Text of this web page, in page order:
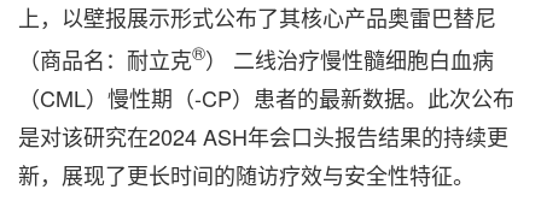
上，以壁报展示形式公布了其核心产品奥雷巴替尼
（商品名：耐立克®） 二线治疗慢性髓细胞白血病
（CML）慢性期（-CP）患者的最新数据。此次公布
是对该研究在2024 ASH年会口头报告结果的持续更
新，展现了更长时间的随访疗效与安全性特征。